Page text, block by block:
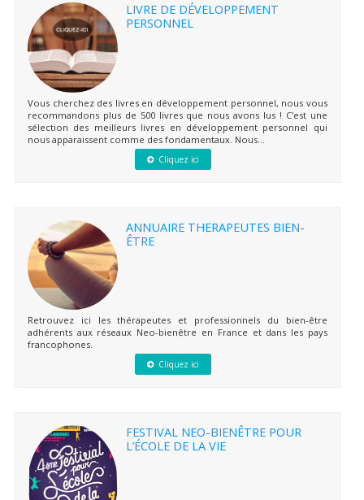
LIVRE DE DÉVELOPPEMENT
PERSONNEL
Vous cherchez des livres en développement personnel, nous vous
recommandons plus de 500 livres que nous avons lus ! C'est une
sélection des meilleurs livres en développement personnel qui
nous apparaissent comme des fondamentaux. Nous...
Cliquez ici
ANNUAIRE THERAPEUTES BIEN-
ÊTRE
Retrouvez ici les thérapeutes et professionnels du bien-être
adhérents aux réseaux Neo-bienêtre en France et dans les pays
francophones.
Cliquez ici
FESTIVAL NEO-BIENÊTRE POUR
L’ÉCOLE DE LA VIE